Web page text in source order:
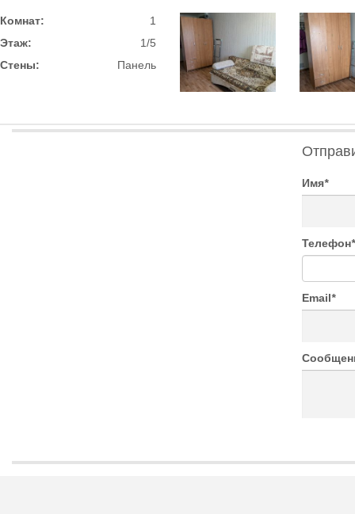
Комнат:
1
Этаж:
1/5
Стены:
Панель
Имя*
Телефон*
Email*